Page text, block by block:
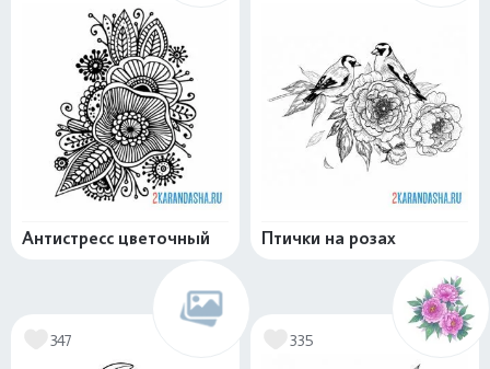
Антистресс цветочный Птички на розах
347 335